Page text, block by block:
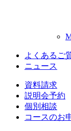
よくあるご
ニュース
資料請求
説明会予約
個別相談
コースのお